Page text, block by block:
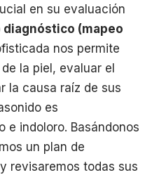
en su evaluación
(mapeo
nos permite
la piel, evaluar el
la causa raíz de sus
es
e indoloro. Basándonos
un plan de
revisaremos todas sus